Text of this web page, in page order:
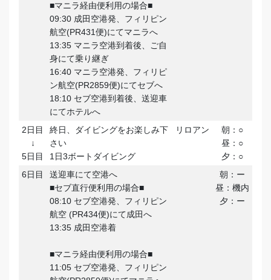
■マニラ経由便利用の場合■
09:30 成田空港発、フィリピン
航空(PR431便)にてマニラへ
13:35 マニラ空港到着後、ご自
身にて乗り継ぎ
16:40 マニラ空港発、フィリピ
ン航空(PR2859便)にてセブへ
18:10 セブ空港到着後、送迎車
にてホテルへ
2日目
↓
5日目
終日、ダイビングをお楽しみ下
さい
1日3ボートダイビング
リロアン
朝：○
昼：○
夕：○
6日目
送迎車にて空港へ
■セブ直行便利用の場合■
08:10 セブ空港発、フィリピン
航空 (PR434便)にて成田へ
13:35 成田空港着
■マニラ経由便利用の場合■
11:05 セブ空港発、フィリピン
朝：ー
昼：機内
夕：ー